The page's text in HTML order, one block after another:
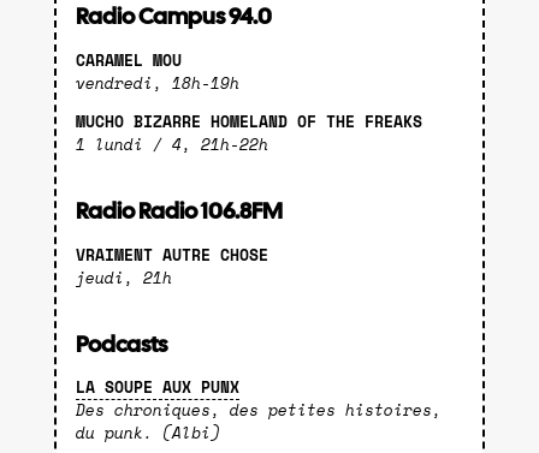
Radio Campus 94.0
CARAMEL MOU
vendredi, 18h-19h
MUCHO BIZARRE HOMELAND OF THE FREAKS
1 lundi / 4, 21h-22h
Radio Radio 106.8FM
VRAIMENT AUTRE CHOSE
jeudi, 21h
Podcasts
LA SOUPE AUX PUNX
Des chroniques, des petites histoires,
du punk. (Albi)